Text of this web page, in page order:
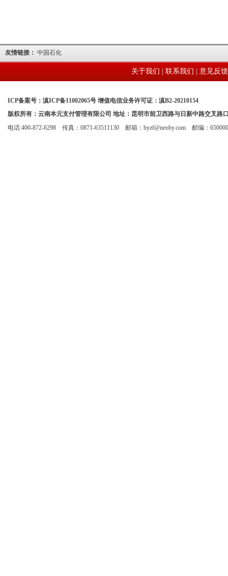
友情链接： 中国石化
关于我们 联系我们 意见反馈
ICP备案号：滇ICP备11002065号 增值电信业务许可证：滇B2-20210154
版权所有：云南本元支付管理有限公司 地址：昆明市前卫西路与日新中路交叉
电话:400-872-6298 传真：0871-63511130 邮箱：byzf@neoby.com 邮编：